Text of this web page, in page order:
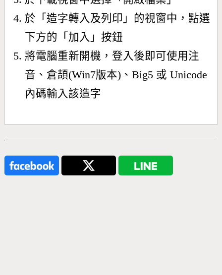
於「造字轉入及列印」的視窗中，點選
下方的「加入」按鈕
將電腦重新開機，登入後即可使用注
音、倉頡(Win7版本)、Big5 或 Unicode
內碼輸入該造字